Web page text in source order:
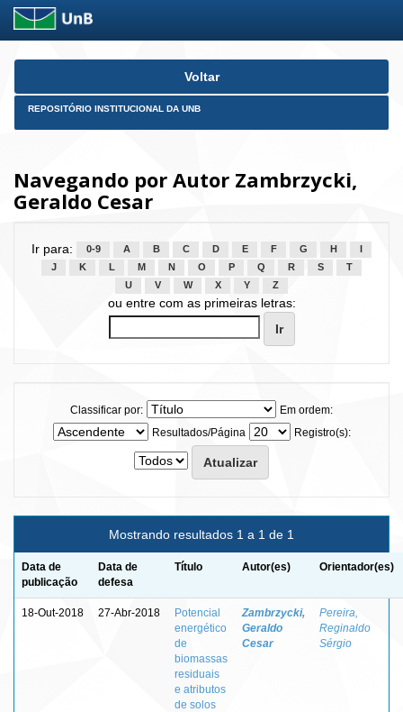
Skip
Voltar
REPOSITÓRIO INSTITUCIONAL DA UNB
Navegando por Autor Zambrzycki,
Geraldo Cesar
Ir para: 0-9 A B C D E F G H
J
K L M N O P Q R S
T
U
V W X Y Z
ou entre com as primeiras letras:
Classificar por:
Em ordem:
Resultados/Página
Registro(s):
Mostrando resultados 1 a 1 de 1
Data de
publicação
Data de
defesa
Título Autor(es) Orientador(es)
18-Out-2018 27-Abr-2018
Potencial
energético
de
biomassas
residuais
e atributos
de solos
Zambrzycki,
Geraldo
Cesar
Pereira,
Reginaldo
Sérgio